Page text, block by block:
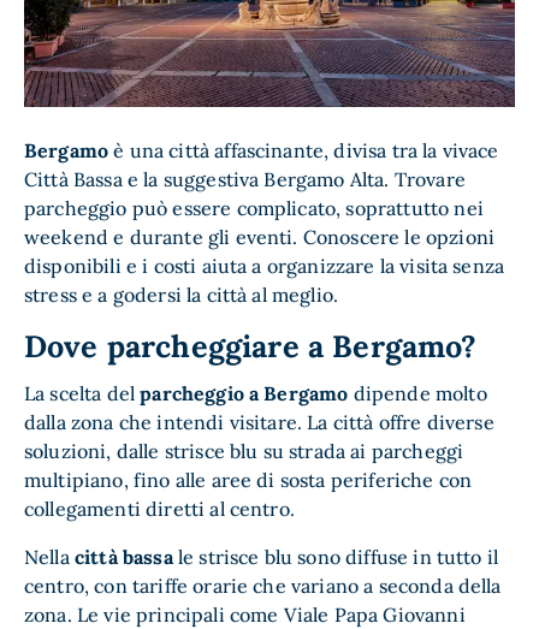
Bergamo è una città affascinante, divisa tra la vivace
Città Bassa e la suggestiva Bergamo Alta. Trovare
parcheggio può essere complicato, soprattutto nei
weekend e durante gli eventi. Conoscere le opzioni
disponibili e i costi aiuta a organizzare la visita senza
stress e a godersi la città al meglio.
Dove parcheggiare a Bergamo?
La scelta delparcheggio a Bergamo dipende molto
dalla zona che intendi visitare. La città offre diverse
soluzioni, dalle strisce blu su strada ai parcheggi
multipiano, fino alle aree di sosta periferiche con
collegamenti diretti al centro.
Nella città bassale strisce blu sono diffuse in tutto il
centro, con tariffe orarie che variano a seconda della
zona. Le vie principali come Viale Papa Giovanni